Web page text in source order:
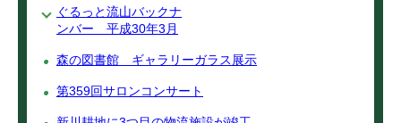
ぐるっと流山バックナ
ンバー 平成30年3月
森の図書館 ギャラリーガラス展示
第359回サロンコンサート